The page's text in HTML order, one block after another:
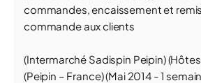
commandes, encaissement et
commande aux clients
(Intermarché Sadispin Peipin)
(Peipin – France) (Mai 2014 - 1